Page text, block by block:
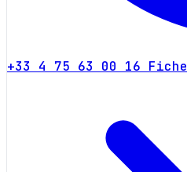
+33 4 75 63 00 16 Fiche